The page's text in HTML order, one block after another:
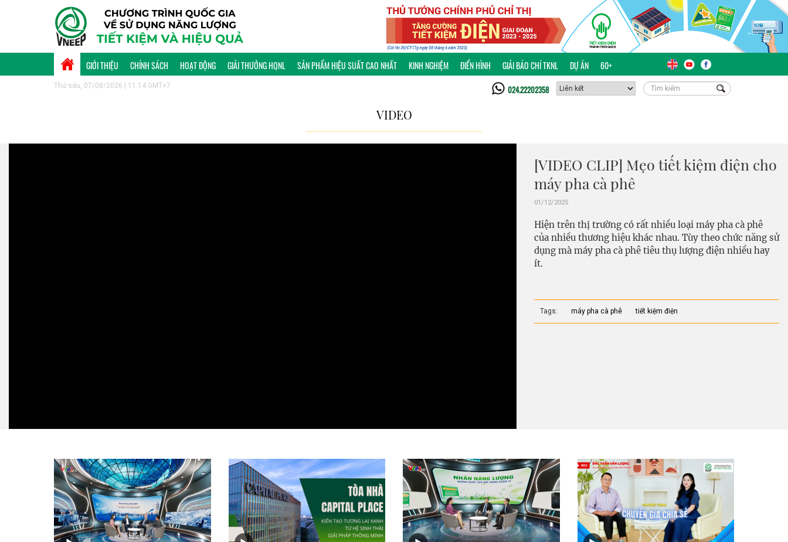
GIỚI THIỆU CHÍNH SÁCH HOẠT ĐỘNG GIẢI THƯỞNG HQNL SẢN PHẨM HIỆU SUẤT CAO NHẤT KINH NGHIỆM ĐIỂN HÌNH GIẢI BÁO CHÍ TKNL DỰ ÁN 60+
Thứ sáu, 07/08/2026 | 11:14 GMT+7 024.22202358
VIDEO
[VIDEO CLIP] Mẹo tiết kiệm điện cho
máy pha cà phê
01/12/2025
Hiện trên thị trường có rất nhiều loại máy pha cà phê
của nhiều thương hiệu khác nhau. Tùy theo chức năng sử
dụng mà máy pha cà phê tiêu thụ lượng điện nhiều hay
ít.
Tags: máy pha cà phê tiết kiệm điện